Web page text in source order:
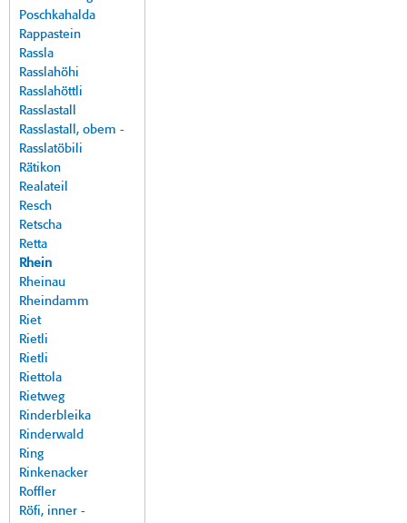
Poschkahalda
Rappastein
Rassla
Rasslahöhi
Rasslahöttli
Rasslastall
Rasslastall, obem -
Rasslatöbili
Rätikon
Realateil
Resch
Retscha
Retta
Rhein
Rheinau
Rheindamm
Riet
Rietli
Rietli
Riettola
Rietweg
Rinderbleika
Rinderwald
Ring
Rinkenacker
Roffler
Röfi, inner -